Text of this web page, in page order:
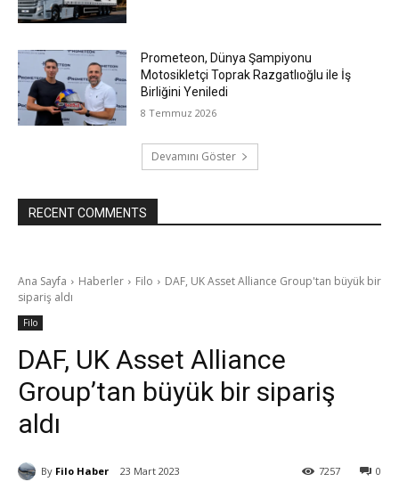
Prometeon, Dünya Şampiyonu
Motosikletçi Toprak Razgatlıoğlu ile İş
Birliğini Yeniledi
8 Temmuz 2026
Devamını Göster
RECENT COMMENTS